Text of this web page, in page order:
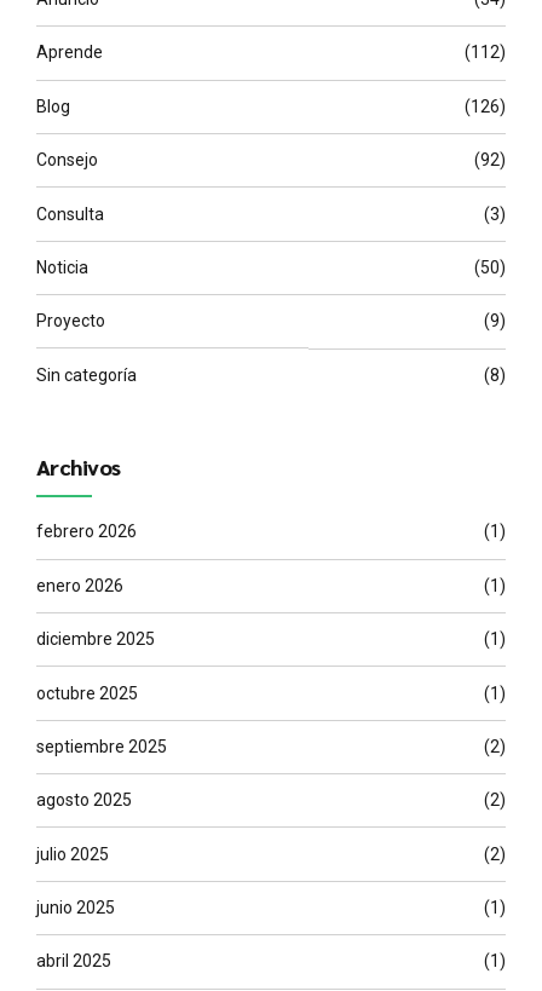
Aprende (112)
Blog (126)
Consejo (92)
Consulta (3)
Noticia (50)
Proyecto (9)
Sin categoría (8)
Archivos
febrero 2026 (1)
enero 2026 (1)
diciembre 2025 (1)
octubre 2025 (1)
septiembre 2025 (2)
agosto 2025 (2)
julio 2025 (2)
junio 2025 (1)
abril 2025 (1)